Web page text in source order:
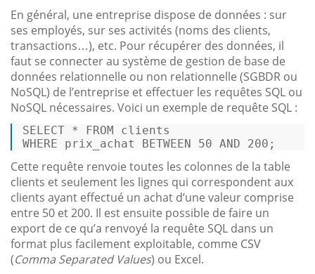
En général, une entreprise dispose de données : sur
ses employés, sur ses activités (noms des clients,
transactions…), etc. Pour récupérer des données, il
faut se connecter au système de gestion de base de
données relationnelle ou non relationnelle (SGBDR ou
NoSQL) de l’entreprise et effectuer les requêtes SQL ou
NoSQL nécessaires. Voici un exemple de requête SQL :
SELECT * FROM
WHERE prix_achat BETWEEN 50 AND 200 ;
Cette requête renvoie toutes les colonnes de la table
clients et seulement les lignes qui correspondent aux
clients ayant effectué un achat d’une valeur comprise
entre 50 et 200. Il est ensuite possible de faire un
export de ce qu’a renvoyé la requête SQL dans un
format plus facilement exploitable, comme CSV
(Comma Separated Values) ou Excel.